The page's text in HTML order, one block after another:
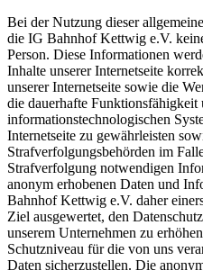
Bei der Nutzung dieser
die IG Bahnhof Kettwig e.V.
Person. Diese Informationen
Inhalte unserer Internetseite
unserer Internetseite sowie die
die dauerhafte Funktionsfähigkeit
informationstechnologischen
Internetseite zu gewährleisten
Strafverfolgungsbehörden im
Strafverfolgung notwendigen
anonym erhobenen Daten und
Bahnhof Kettwig e.V. daher
Ziel ausgewertet, den
unserem Unternehmen zu
Schutzniveau für die von uns
Daten sicherzustellen. Die